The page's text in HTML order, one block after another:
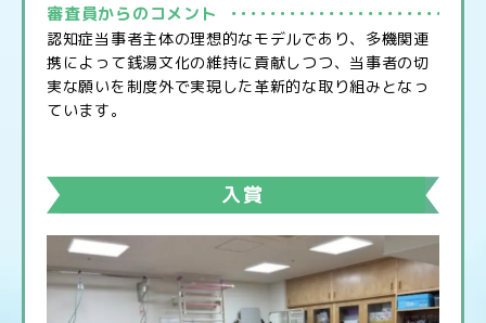
審査員からのコメント
認知症当事者主体の理想的なモデルであり、多機関連
携によって銭湯文化の維持に貢献しつつ、当事者の切
実な願いを制度外で実現した革新的な取り組みとなっ
ています。
入賞